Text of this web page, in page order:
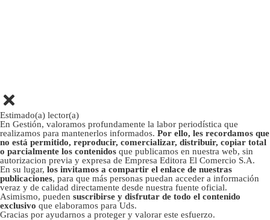
Estimado(a) lector(a)
En Gestión, valoramos profundamente la labor periodística que
realizamos para mantenerlos informados. Por ello, les recordamos que
no está permitido, reproducir, comercializar, distribuir, copiar total
o parcialmente los contenidos que publicamos en nuestra web, sin
autorizacion previa y expresa de Empresa Editora El Comercio S.A.
En su lugar, los invitamos a compartir el enlace de nuestras
publicaciones, para que más personas puedan acceder a información
veraz y de calidad directamente desde nuestra fuente oficial.
Asimismo, pueden suscribirse y disfrutar de todo el contenido
exclusivo que elaboramos para Uds.
Gracias por ayudarnos a proteger y valorar este esfuerzo.